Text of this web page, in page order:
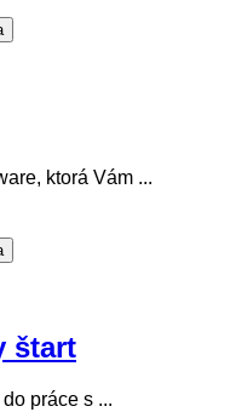
ktorá Vám ...
štart
práce s ...